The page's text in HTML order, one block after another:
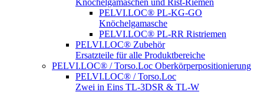
Knöchelgamaschen und Rist-Riemen
PELVI.LOC® PL-KG-GO
Knöchelgamasche
PELVI.LOC® PL-RR Ristriemen
PELVI.LOC® Zubehör
Ersatzteile für alle Produktbereiche
PELVI.LOC® / Torso.Loc Oberkörperpositionierung
PELVI.LOC® / Torso.Loc
Zwei in Eins TL-3DSR & TL-W